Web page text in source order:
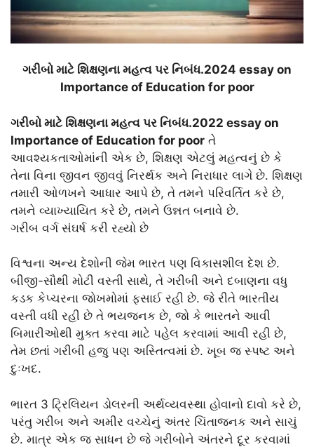
ગરીબો માટે શિક્ષણના મહત્વ પર નિબંધ.2024 essay on
Importance of Education for poor
ગરીબો માટે શિક્ષણના મહત્વ પર નિબંધ.2022 essay on
Importance of Education for poor તે
આવશ્યકતાઓમાંની એક છે, શિક્ષણ એટલું મહત્વનું છે કે
તેના વિના જીવન જીવવું નિરર્થક અને નિરાધાર લાગે છે. શિક્ષણ
તમારી ઓળખને આધાર આપે છે, તે તમને પરિવર્તિત કરે છે,
તમને વ્યાખ્યાયિત કરે છે, તમને ઉન્નત બનાવે છે.
ગરીબ વર્ગ સંઘર્ષ કરી રહ્યો છે
વિશ્વના અન્ય દેશોની જેમ ભારત પણ વિકાસશીલ દેશ છે.
બીજી-સૌથી મોટી વસ્તી સાથે, તે ગરીબી અને દબાણના વધુ
કડક કેપ્ચરના જોખમોમાં ફસાઈ રહી છે. જે રીતે ભારતીય
વસ્તી વધી રહી છે તે ભયજનક છે, જો કે ભારતને આવી
બિમારીઓથી મુક્ત કરવા માટે પહેલ કરવામાં આવી રહી છે,
તેમ છતાં ગરીબી હજુ પણ અસ્તિત્વમાં છે. ખૂબ જ સ્પષ્ટ અને
દુઃખદ.
ભારત 3 ટ્રિલિયન ડોલરની અર્થવ્યવસ્થા હોવાનો દાવો કરે છે,
પરંતુ ગરીબ અને અમીર વચ્ચેનું અંતર ચિંતાજનક અને સાચું
છે. માત્ર એક જ સાધન છે જે ગરીબોને અંતરને દૂર કરવામાં